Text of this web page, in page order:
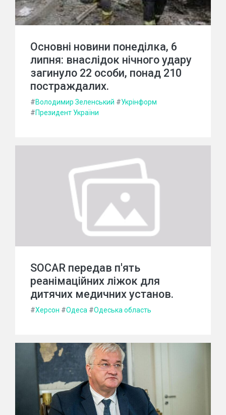
Основні новини понеділка, 6
липня: внаслідок нічного удару
загинуло 22 особи, понад 210
постраждалих.
#Володимир Зеленський #Укрінформ
#Президент України
SOCAR передав п'ять
реанімаційних ліжок для
дитячих медичних установ.
#Херсон #Одеса #Одеська область